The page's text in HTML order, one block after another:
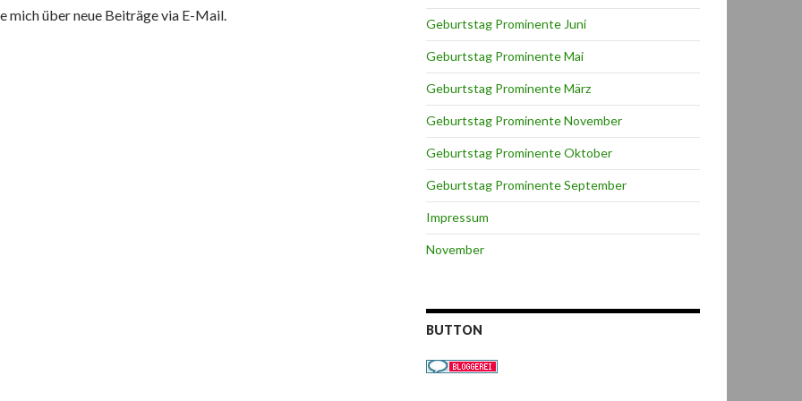
mich über neue Beiträge via E-Mail.
Geburtstag Prominente Juni
Geburtstag Prominente Mai
Geburtstag Prominente März
Geburtstag Prominente November
Geburtstag Prominente Oktober
Geburtstag Prominente September
Impressum
November
BUTTON